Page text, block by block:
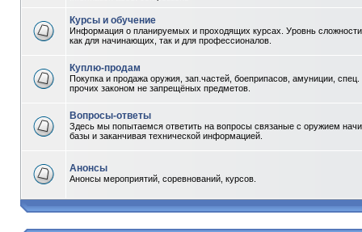
Курсы и обучение
Информация о планируемых и проходящих курсах. Уровнь
как для начинающих, так и для профессионалов.
Куплю-продам
Покупка и продажа оружия, зап.частей, боеприпасов, амуниции, спец.
прочих законом не запрещёных предметов.
Вопросы-ответы
Здесь мы попытаемся ответить на вопросы связаные с оружием
базы и заканчивая технической информацией.
Анонсы
Анонсы мероприятий, соревнований, курсов.